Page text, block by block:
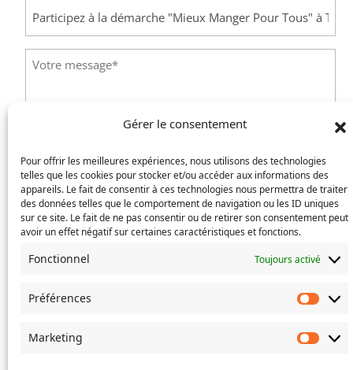
Gérer le consentement
Pour offrir les meilleures expériences, nous utilisons des technologies
telles que les cookies pour stocker et/ou accéder aux informations des
appareils. Le fait de consentir à ces technologies nous permettra de traiter
des données telles que le comportement de navigation ou les ID uniques
sur ce site. Le fait de ne pas consentir ou de retirer son consentement peut
avoir un effet négatif sur certaines caractéristiques et fonctions.
Fonctionnel Toujours activé
Préférences
Marketing
Message (Nécessaire)
Envoyer
©Ville de Trois-Bassins – 2022